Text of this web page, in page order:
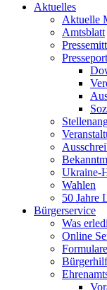
Aktuelles
Aktuelle
Amtsblatt
Ukraine-
Wahlen
50 Jahre
Bürgerservice
Was
Online